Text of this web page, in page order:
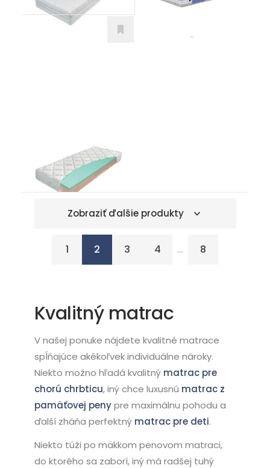
1 2 3 4 … 8
Zobraziť ďalšie produkty
Kvalitný matrac
V našej ponuke nájdete kvalitné matrace
spĺňajúce akékoľvek individuálne nároky.
Niekto možno hľadá kvalitný matrac pre
chorú chrbticu, iný chce luxusnú matrac z
pamäťovej penypre maximálnu pohodu a
ďalší zháňa perfektný matrac pre deti.
Niekto túži po mäkkom penovom matraci,
do ktorého sa zaborí, iný má radšej tuhý